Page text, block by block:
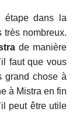
étape dans la
très nombreux.
de manière
faut que vous
grand chose à
à Mistra en fin
peut être utile